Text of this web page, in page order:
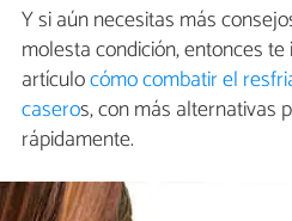
Y si aún necesitas más
molesta condición, entonces
artículocómo combatir el
caseros, con más alternativas
rápidamente.